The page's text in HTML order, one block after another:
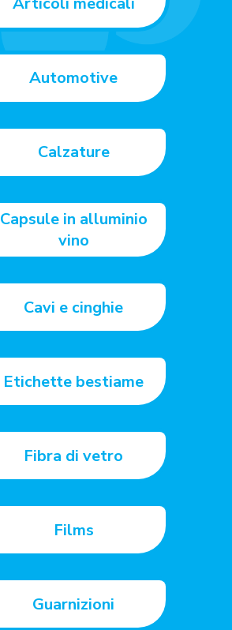
Automotive
Calzature
Capsule in alluminio
vino
Cavi e cinghie
Etichette bestiame
Fibra di vetro
Films
Guarnizioni